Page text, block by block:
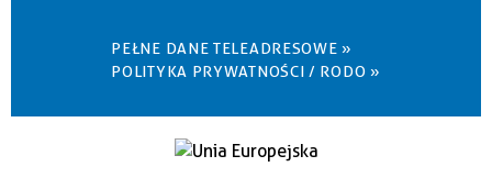
PEŁNE DANE TELEADRESOWE »
POLITYKA PRYWATNOŚCI / RODO »